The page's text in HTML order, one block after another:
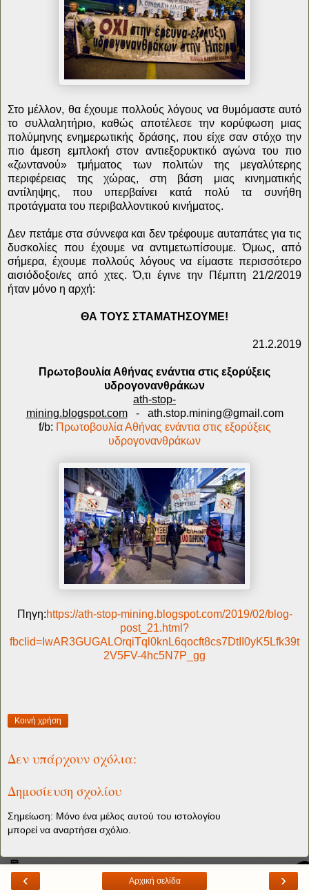
Στο μέλλον, θα έχουμε πολλούς λόγους να θυμόμαστε αυτό
το συλλαλητήριο, καθώς αποτέλεσε την κορύφωση μιας
πολύμηνης ενημερωτικής δράσης, που είχε σαν στόχο την
πιο άμεση εμπλοκή στον αντιεξορυκτικό αγώνα του πιο
«ζωντανού» τμήματος των πολιτών της μεγαλύτερης
περιφέρειας της χώρας, στη βάση μιας κινηματικής
αντίληψης, που υπερβαίνει κατά πολύ τα συνήθη
προτάγματα του περιβαλλοντικού κινήματος.
Δεν πετάμε στα σύννεφα και δεν τρέφουμε αυταπάτες για τις
δυσκολίες που έχουμε να αντιμετωπίσουμε. Όμως, από
σήμερα, έχουμε πολλούς λόγους να είμαστε περισσότερο
αισιόδοξοι/ες από χτες. Ό,τι έγινε την Πέμπτη 21/2/2019
ήταν μόνο η αρχή:
ΘΑ ΤΟΥΣ ΣΤΑΜΑΤΗΣΟΥΜΕ!
21.2.2019
Πρωτοβουλία Αθήνας ενάντια στις εξορύξεις
υδρογονανθράκων
ath-stop-
mining.blogspot.com- ath.stop.mining@gmail.com
f/b: Πρωτοβουλία Αθήνας ενάντια στις εξορύξεις
υδρογονανθράκων
Πηγη:https://ath-stop-mining.blogspot.com/2019/02/blog-
post_21.html?
fbclid=IwAR3GUGALOrqiTql0knL6qocft8cs7DtII0yK5Lfk39t
2V5FV-4hc5N7P_gg
Κοινή χρήση
Δεν υπάρχουν σχόλια:
Δημοσίευση σχολίου
Σημείωση: Μόνο ένα μέλος αυτού του ιστολογίου
μπορεί να αναρτήσει σχόλιο.
‹ ›
Αρχική σελίδα